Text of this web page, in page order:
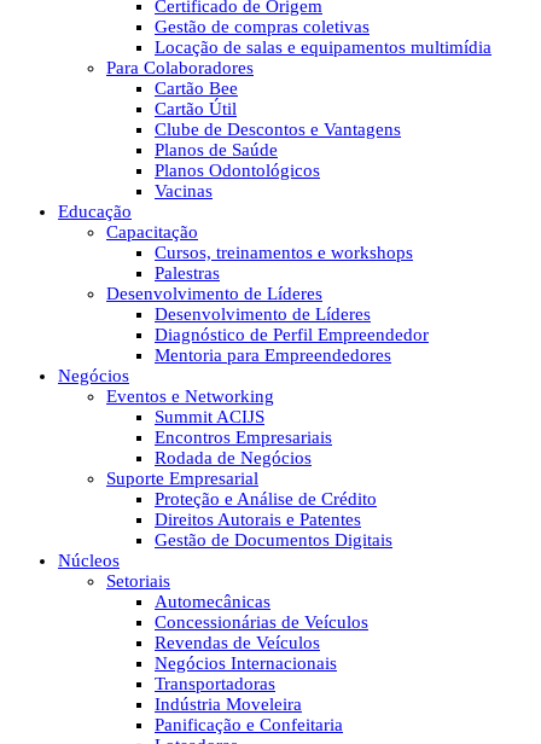
Certificado de Origem
Gestão de compras coletivas
Locação de salas e equipamentos multimídia
Para Colaboradores
Cartão Bee
Cartão Útil
Clube de Descontos e Vantagens
Planos de Saúde
Planos Odontológicos
Vacinas
Educação
Capacitação
Cursos, treinamentos e workshops
Palestras
Desenvolvimento de Líderes
Desenvolvimento de Líderes
Diagnóstico de Perfil Empreendedor
Mentoria para Empreendedores
Negócios
Eventos e Networking
Summit ACIJS
Encontros Empresariais
Rodada de Negócios
Suporte Empresarial
Proteção e Análise de Crédito
Direitos Autorais e Patentes
Gestão de Documentos Digitais
Núcleos
Setoriais
Automecânicas
Concessionárias de Veículos
Revendas de Veículos
Negócios Internacionais
Transportadoras
Indústria Moveleira
Panificação e Confeitaria